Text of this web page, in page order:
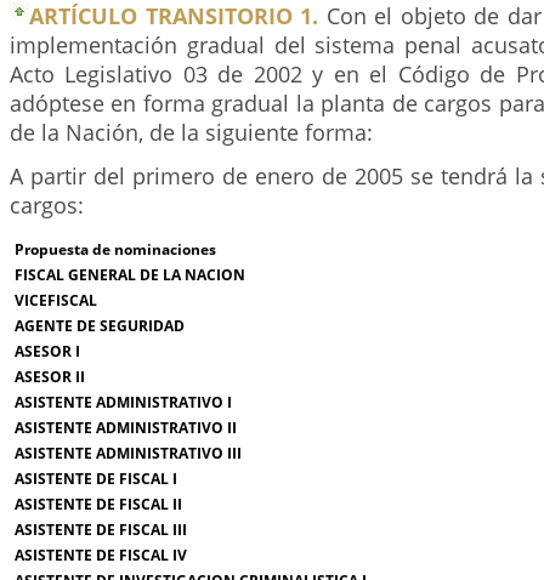
ARTÍCULO TRANSITORIO 1. Con el objeto de
implementación gradual del sistema penal
Acto Legislativo 03 de 2002 y en el Código de
adóptese en forma gradual la planta de cargos
de la Nación, de la siguiente forma:
A partir del primero de enero de 2005 se tendrá la
cargos:
Propuesta de nominaciones
FISCAL GENERAL DE LA NACION
VICEFISCAL
AGENTE DE SEGURIDAD
ASESOR I
ASESOR II
ASISTENTE ADMINISTRATIVO I
ASISTENTE ADMINISTRATIVO II
ASISTENTE ADMINISTRATIVO III
ASISTENTE DE FISCAL I
ASISTENTE DE FISCAL II
ASISTENTE DE FISCAL III
ASISTENTE DE FISCAL IV